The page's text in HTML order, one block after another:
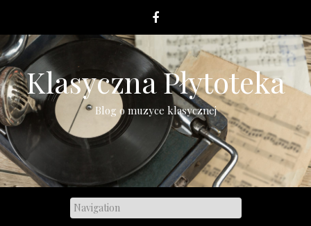
content
Klasyczna Płytoteka
Blog o muzyce klasycznej